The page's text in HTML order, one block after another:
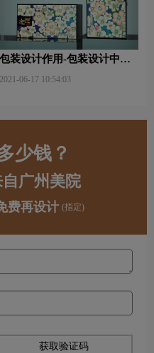
包装设计作用-包装设计中文
2021-06-17 10:54:03
少钱？
广州美院
费再设计 (指定)
获取验证码